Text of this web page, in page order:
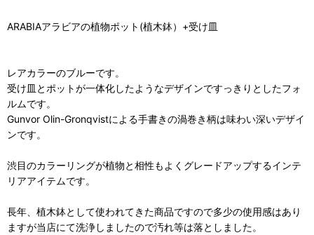
ARABIAアラビアの植物ポット(植木鉢）+受け皿
レアカラーのブルーです。
受け皿とポットが一体化したようなデザインですっきりとしたフォ
ルムです。
Gunvor Olin-Gronqvistによる手書きの渦巻き柄は味わい深いデザイ
ンです。
渋目のカラーリングが植物と相性もよくグレードアップするインテ
リアアイテムです。
長年、植木鉢として使われてきた商品ですので多少の使用感はあり
ますが当店にて洗浄しましたので汚れ等は落としました。